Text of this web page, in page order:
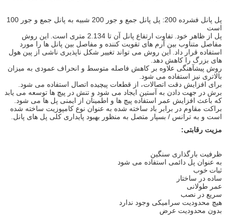
پل پانل فشرده 200: پل پانل جمع و جور 200 شبیه به پانل جمع و جور 100
است
پل از ظاهر خود. تفاوت ارتفاع پانل آن تا 2.134 متری است.
این روش
مفاصل متناوب بین آرم های تقویت کننده و مفاصل بین پانل ها را مورد
استفاده قرار داد.
این روش می تواند تغییر شکل ناپذیری ناشی از پین هول
های بزرگ را کاهش دهد.
روش پیشآهنگی علاوه بر کاهش فاصله متوسط ​​و انحراف عمودی به میزان
بالاتری نیز استفاده می شود.
برای افزایش دقت اتصالات، از قطعات پیچیده اتصال استفاده می شود.
برش در جهت دادن به آستین ایجاد می شود و تنش در پیچ ها توسعه می یابد
که باعث افزایش عمر استفاده پیچ ها و اطمینان از ایمنی پل ها می شود.
براکت مقاوم در برابر باد ساخته شده به عنوان نوع کامپوزیت ساخته شده
است و به ترانس / بسپار متصل به منظور بهبود پایداری کلی پل های پانل.
مزیت رقابتی:
ظرفیت بارگذاری سنگین
به عنوان پل دائمی استفاده می شود
ثبات خوب
ساده در ساختار
عمر طولانی
سریع در نصب
هیچ محدودیت سرامیکی وجود ندارد
بدون محدودیت عرض